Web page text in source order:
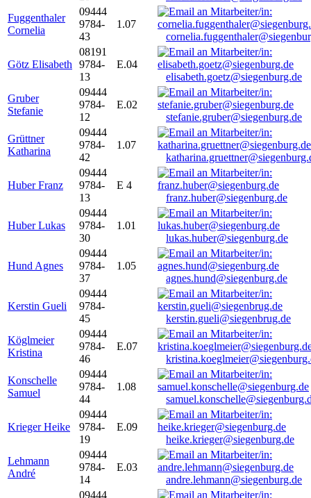
Fuggenthaler
Cornelia
09444
9784-
43
1.07
Götz Elisabeth
08191
9784-
13
E.04
elisabeth.goetz@siegenburg.de
Gruber
Stefanie
09444
9784-
12
E.02
stefanie.gruber@siegenburg.de
Grüttner
Katharina
09444
9784-
42
1.07
Huber Franz
09444
9784-
13
E 4
franz.huber@siegenburg.de
Huber Lukas
09444
9784-
30
1.01
lukas.huber@siegenburg.de
Hund Agnes
09444
9784-
37
1.05
agnes.hund@siegenburg.de
Kerstin Gueli
09444
9784-
45
kerstin.gueli@siegenbrug.de
Köglmeier
Kristina
09444
9784-
46
E.07
Konschelle
Samuel
09444
9784-
44
1.08
Krieger Heike
09444
9784-
19
E.09
heike.krieger@siegenburg.de
Lehmann
André
09444
9784-
14
E.03
andre.lehmann@siegenburg.de
09444